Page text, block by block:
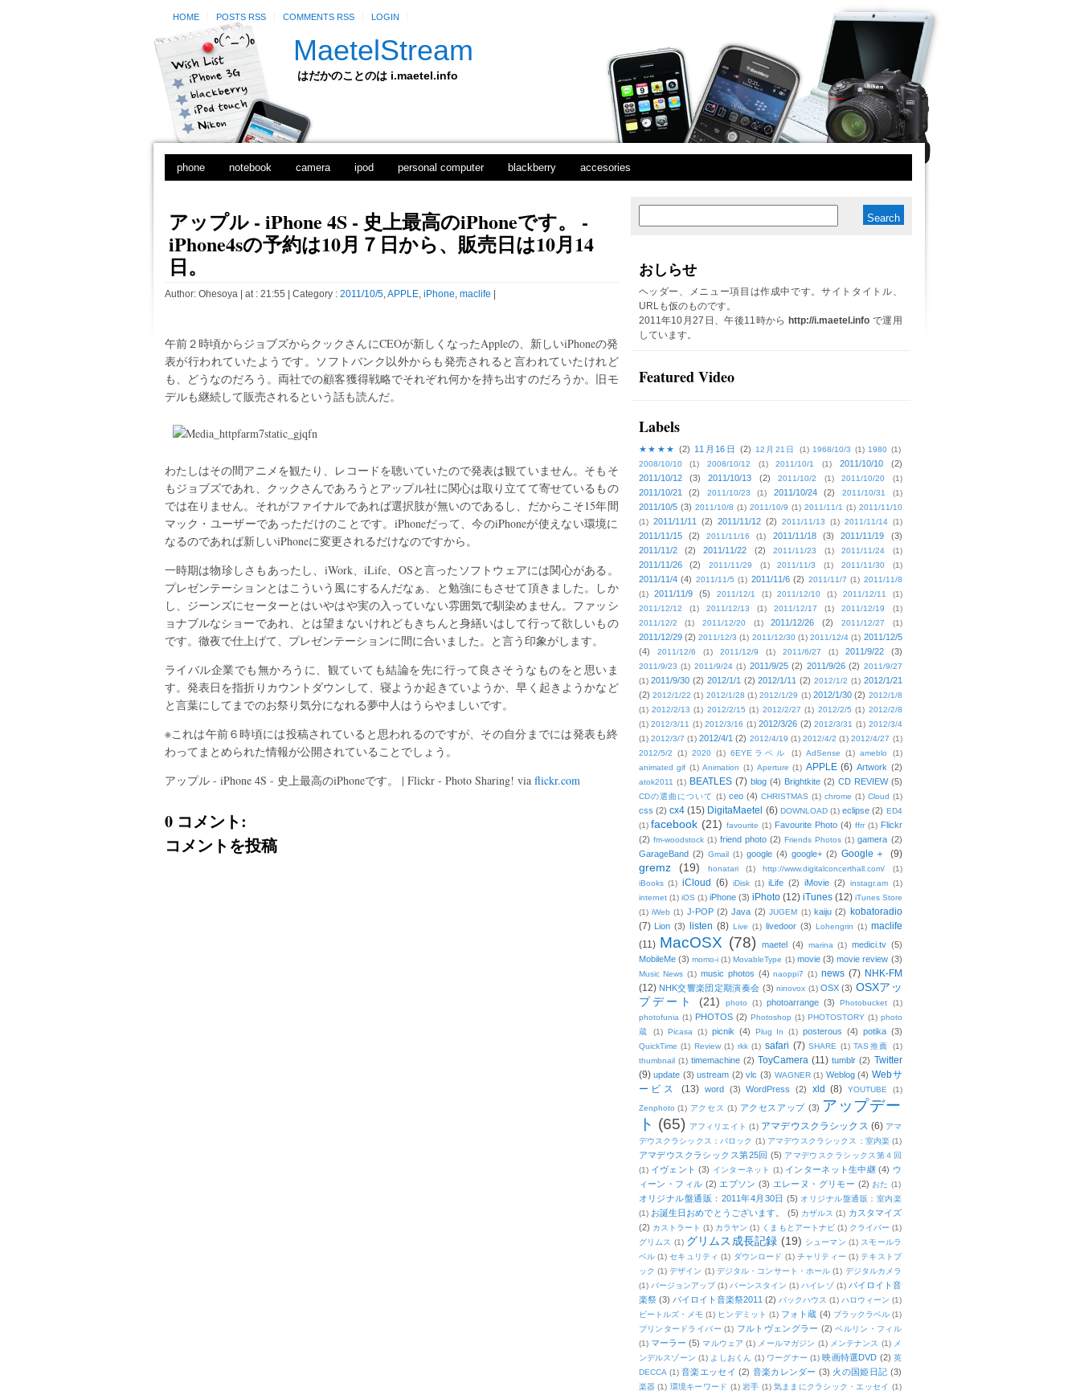
HOME POSTS RSS COMMENTS RSS LOGIN
MaetelStream
はだかのことのは i.maetel.info
phone notebook camera ipod personal computer blackberry accesories
アップル - iPhone 4S - 史上最高のiPhoneです。 -
iPhone4sの予約は10月７日から、販売日は10月14
日。
Author: Ohesoya| at : 21:55 | Category : 2011/10/5,APPLE, iPhone, maclife
午前２時頃からジョブズからクックさんにCEOが新しくなったAppleの、新しいiPhoneの発
表が行われていたようです。ソフトバンク以外からも発売されると言われていたけれど
も、どうなのだろう。両社での顧客獲得戦略でそれぞれ何かを持ち出すのだろうか。旧モ
デルも継続して販売されるという話も読んだ。
わたしはその間アニメを観たり、レコードを聴いていたので発表は観ていません。そもそ
もジョブズであれ、クックさんであろうとアップル社に関心は取り立てて寄せているもの
では在りません。それがファイナルであれば選択肢が無いのであるし、だからこそ15年間
マック・ユーザーであっただけのことです。iPhoneだって、今のiPhoneが使えない環境に
なるのであれば新しいiPhoneに変更されるだけなのですから。
一時期は物珍しさもあったし、iWork、iLife、OSと言ったソフトウェアには関心がある。
プレゼンテーションとはこういう風にするんだなぁ、と勉強にもさせて頂きました。しか
し、ジーンズにセーターとはいやはや実の入っていない雰囲気で馴染めません。ファッシ
ョナブルなショーであれ、とは望まないけれどもきちんと身繕いはして行って欲しいもの
です。徹夜で仕上げて、プレゼンテーションに間に合いました。と言う印象がします。
ライバル企業でも無かろうに、観ていても結論を先に行って良さそうなものをと思いま
す。発表日を指折りカウントダウンして、寝ようか起きていようか、早く起きようかなど
と言葉にしてまでのお祭り気分になれる夢中人はうらやましいです。
※これは午前６時頃には投稿されていると思われるのですが、その自分までには発表も終
わってまとめられた情報が公開されていることでしょう。
アップル - iPhone 4S - 史上最高のiPhoneです。 | Flickr - Photo Sharing! via flickr.com
0 コメント:
コメントを投稿
おしらせ
ヘッダー、メニュー項目は作成中です。サイトタイトル、
URLも仮のものです。
2011年10月27日、午後11時から http://i.maetel.info で運用
しています。
Featured Video
Labels
★★★★ (2) 11月16日 (2) 12月21日 (1) 1968/10/3 (1) 1980 (1)
2008/10/10
(1) 2008/10/12 (1) 2011/10/1 (1) 2011/10/10
(2)
2011/10/12
(3) 2011/10/13 (2) 2011/10/2 (1) 2011/10/20 (1)
2011/10/21 (2) 2011/10/23 (1) 2011/10/24 (2) 2011/10/31 (1)
2011/10/5 (3) 2011/10/8 (1) 2011/10/9 (1) 2011/11/1 (1) 2011/11/10
(1) 2011/11/11 (2) 2011/11/12 (2) 2011/11/13 (1) 2011/11/14 (1)
2011/11/15 (2) 2011/11/16 (1) 2011/11/18 (3) 2011/11/19
(3)
2011/11/2
(2) 2011/11/22 (2) 2011/11/23 (1) 2011/11/24 (1)
2011/11/26 (2) 2011/11/29 (1) 2011/11/3 (1) 2011/11/30 (1)
2011/11/4 (4) 2011/11/5 (1) 2011/11/6 (2) 2011/11/7 (1) 2011/11/8
(1)
2011/11/9 (5) 2011/12/1 (1) 2011/12/10 (1) 2011/12/11
(1)
2011/12/12
(1) 2011/12/13 (1) 2011/12/17 (1) 2011/12/19
(1)
2011/12/2
(1) 2011/12/20 (1) 2011/12/26 (2) 2011/12/27 (1)
2011/12/29 (2) 2011/12/3 (1) 2011/12/30 (1) 2011/12/4 (1) 2011/12/5
(4)
2011/12/6 (1) 2011/12/9 (1) 2011/6/27 (1) 2011/9/22 (3)
2011/9/23 (1) 2011/9/24 (1) 2011/9/25 (2) 2011/9/26 (2) 2011/9/27
(1) 2011/9/30 (2) 2012/1/1 (2) 2012/1/11 (2) 2012/1/2 (1) 2012/1/21
(2) 2012/1/22 (1) 2012/1/28 (1) 2012/1/29 (1) 2012/1/30 (2) 2012/1/8
(1) 2012/2/13 (1) 2012/2/15 (1) 2012/2/27 (1) 2012/2/5 (1) 2012/2/8
(1) 2012/3/11 (1) 2012/3/16 (1) 2012/3/26 (2) 2012/3/31 (1) 2012/3/4
(1) 2012/3/7 (1) 2012/4/1 (2) 2012/4/19 (1) 2012/4/2 (1) 2012/4/27 (1)
2012/5/2
(1) 2020 (1) 6EYEラベル (1) AdSense (1) ameblo
(1)
animated gif (1) Animation (1) Aperture (1) APPLE (6) Artwork (2)
atok2011 (1) BEATLES (7) blog (4) Brightkite (2) CD REVIEW (5)
CDの選曲について (1) ceo (4) CHRISTMAS (1) chrome (1) Cloud (1)
css (2) cx4 (15) DigitaMaetel (6) DOWNLOAD (1) eclipse (2) ED4
(1) facebook (21) favourite (1) Favourite Photo (4) ffrr (1) Flickr
(2) fm-woodstock (1) friend photo (2) Friends Photos (1) gamera (2)
GarageBand (2) Gmail (1) google (4) google+ (2) Google＋ (9)
gremz (19) honatari (1) http://www.digitalconcerthall.com/
(1)
iBooks (1) iCloud (6) iDisk (1) iLife (2) iMovie (2) instagr.am (1)
internet (1) iOS (1) iPhone (3) iPhoto (12) iTunes (12) iTunes Store
(1) iWeb (1) J-POP (2) Java (2) JUGEM (1) kaiju (2)
kobatoradio
(7) Lion (3) listen (8) Live (1) livedoor (3) Lohengrin (1) maclife
(11) MacOSX (78) maetel (4) marina (1) medici.tv (5)
MobileMe (3) momo-i (1) MovableType (1) movie (3) movie review (3)
Music News (1) music photos (4) naoppi7 (1) news (7) NHK-FM
(12) NHK交響楽団定期演奏会 (3) ninovox (1) OSX (3) OSXアッ
プデート
(21) photo (1) photoarrange (3) Photobucket
(1)
photofunia (1) PHOTOS (2) Photoshop (1) PHOTOSTORY (1) photo
蔵
(1) Picasa (1) picnik (4) Plug In (1) posterous (4) potika (3)
QuickTime (1) Review (1) rkk (1) safari (7) SHARE (1) TAS推薦
(1)
thumbnail (1) timemachine (2) ToyCamera (11) tumblr (2) Twitter
(9) update (3) ustream (2) vlc (3) WAGNER (1) Weblog (4) Webサ
ービス
(13) word (3) WordPress (2) xld (8) YOUTUBE (1)
Zenphoto (1) アクセス (1) アクセスアップ (3) アップデー
ト (65) アフィリエイト (1) アマデウスクラシックス (6) アマ
デウスクラシックス：バロック (1) アマデウスクラシックス：室内楽 (1)
アマデウスクラシックス第25回 (5) アマデウスクラシックス第４回
(1) イヴェント (3) インターネット (1) インターネット生中継 (4) ウ
ィーン・フィル (2) エプソン (3) エレーヌ・グリモー (2) おた (1)
オリジナル盤通販：2011年4月30日 (5) オリジナル盤通販：室内楽
(1) お誕生日おめでとうございます。 (5) カザルス (1) カスタマイズ
(2) カストラート (1) カラヤン (1) くまもとアートナビ (1) クライバー (1)
グリムス (1) グリムス成長記録 (19) シューマン (1) スモールラ
ベル (1) セキュリティ (1) ダウンロード (1) チャリティー (1) テキストブ
ック (1) デザイン (1) デジタル・コンサート・ホール (1) デジタルカメラ
(1) バージョンアップ (1) バーンスタイン (1) ハイレゾ (1) バイロイト音
楽祭 (3) バイロイト音楽祭2011 (2) バックハウス (1) ハロウィーン (1)
ビートルズ・メモ (1) ヒンデミット (1) フォト蔵 (4) ブラックラベル (1)
プリンタードライバー (1) フルトヴェングラー (2) ベルリン・フィル
(1) マーラー (5) マルウェア (1) メールマガジン (1) メンテナンス (1) メ
ンデルスゾーン (1) よしおくん (1) ワーグナー (1) 映画特選DVD (2) 英
DECCA (1) 音楽エッセイ (2) 音楽カレンダー (3) 火の国姫日記 (3)
楽器 (1) 環境キーワード (1) 岩手 (1) 気ままにクラシック・エッセイ (1)